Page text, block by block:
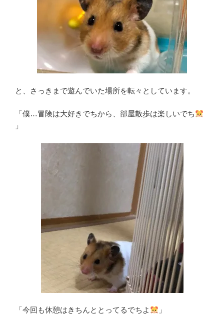
と、さっきまで遊んでいた場所を転々としています。
「僕…冒険は大好きでちから、部屋散歩は楽しいでち
」
「今回も休憩はきちんととってるでちよ 」